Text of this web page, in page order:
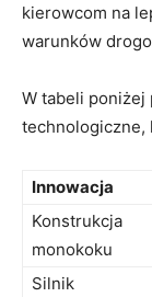
kierowcom ‌na‍
warunków
W ⁣tabeli ⁢poniżej
technologiczne,
Innowacja
Konstrukcja
⁤monokoku
Silnik